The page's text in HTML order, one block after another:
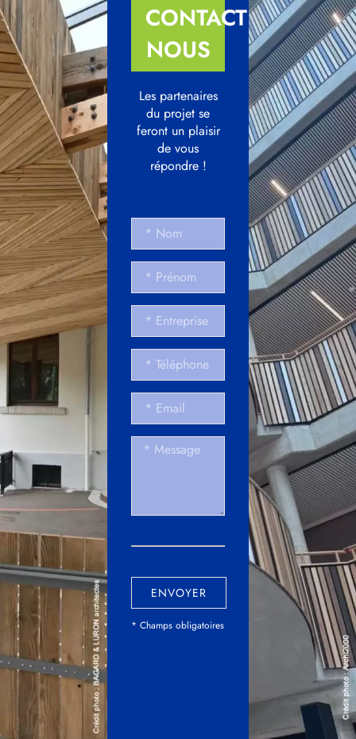
CONTACTEZ-
NOUS
Les partenaires
du projet se
feront un plaisir
de vous
répondre !
ENVOYER
* Champs obligatoires